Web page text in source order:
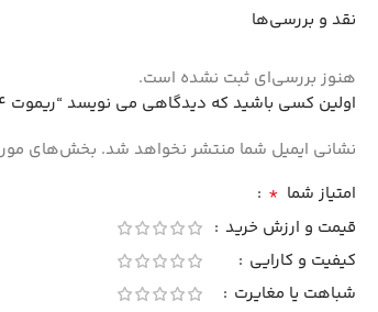
نقد و بررسی‌ها
هنوز بررسی‌ای ثبت نشده است.
اولین کسی باشید که دیدگاهی می نویسد “ریموت 4 کانال کدلرن آنتن دار 315MHz مارک بتا”
نشانی ایمیل شما منتشر نخواهد شد. بخش‌های
امتیاز شما *
قیمت و ارزش خرید
کیفیت و کارایی
شباهت یا مغایرت